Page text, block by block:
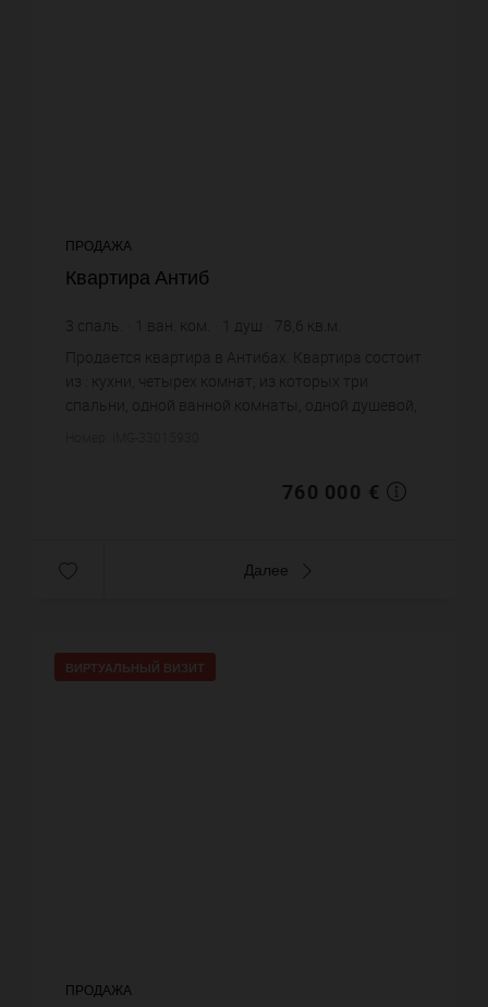
ПРОДАЖА
Квартира Антиб
3 спаль. ван. ком. душ 78,6 кв.м.
цена за кв.м.
Продается квартира в Антибах. Квартира состоит
из : кухни, четырех комнат, из которых три
спальни, одной ванной комнаты, одной душевой,
760 000 €
Далее
ВИРТУАЛЬНЫЙ ВИЗИТ
ПРОДАЖА